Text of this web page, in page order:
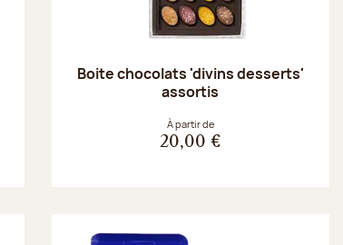
Boite chocolats 'divins desserts'
assortis
À partir de
20,00 €